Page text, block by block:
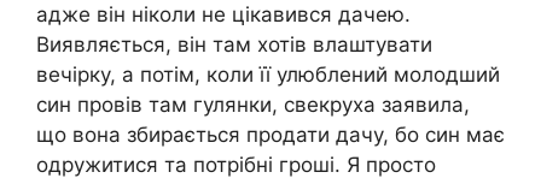
адже він ніколи не цікавився дачею.
Виявляється, він там хотів влаштувати
вечірку, а потім, коли її улюблений молодший
син провів там гулянки, свекруха заявила,
що вона збирається продати дачу, бо син має
одружитися та потрібні гроші. Я просто